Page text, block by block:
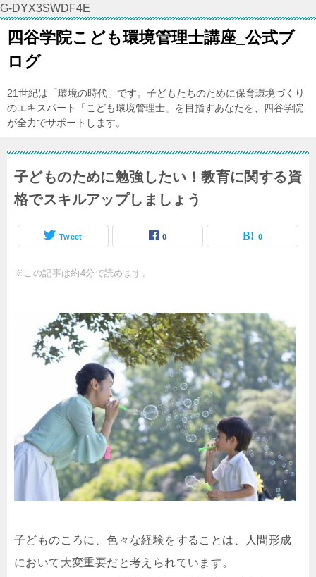
G-DYX3SWDF4E
四谷学院こども環境管理士講座_公式ブ
ログ
21世紀は「環境の時代」です。子どもたちのために保育環境づくり
のエキスパート「こども環境管理士」を目指すあなたを、四谷学院
が全力でサポートします。
子どものために勉強したい！教育に関する資
格でスキルアップしましょう
Tweet 0 0
※この記事は約4分で読めます。
子どものころに、色々な経験をすることは、人間形成
において大変重要だと考えられています。